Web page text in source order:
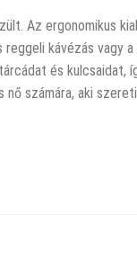
Az ergonomikus
kávézás vagy
és kulcsaidat,
számára, aki